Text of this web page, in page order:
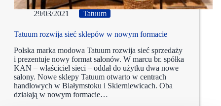
29/03/2021 Tatuum
Tatuum rozwija sieć sklepów w nowym formacie
Polska marka modowa Tatuum rozwija sieć sprzedaży
i prezentuje nowy format salonów. W marcu br. spółka
KAN – właściciel sieci – oddał do użytku dwa nowe
salony. Nowe sklepy Tatuum otwarto w centrach
handlowych w Białymstoku i Skierniewicach. Oba
działają w nowym formacie…